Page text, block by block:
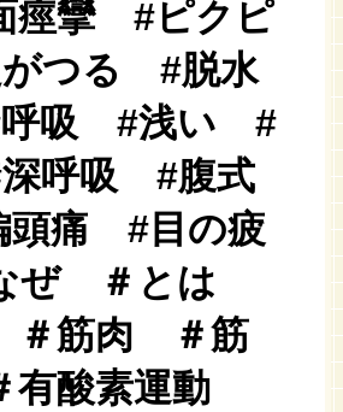
痙攣 #ピクピ
つる #脱水
吸 #浅い #
呼吸 #腹式
頭痛 #目の疲
ぜ ＃とは
＃筋肉 ＃筋
酸素運動